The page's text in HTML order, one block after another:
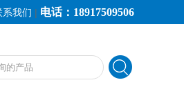
系我们 | 电话：18917509506